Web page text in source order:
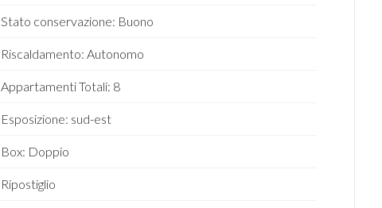
Stato conservazione: Buono
Riscaldamento: Autonomo
Appartamenti Totali: 8
Esposizione: sud-est
Box: Doppio
Ripostiglio